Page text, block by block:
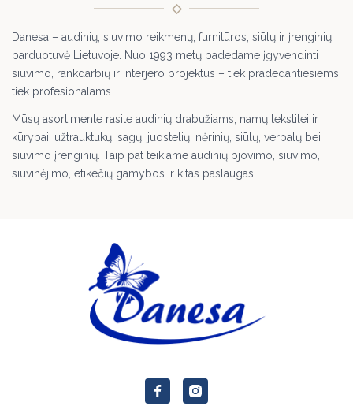
Danesa – audinių, siuvimo reikmenų, furnitūros, siūlų ir įrenginių
parduotuvė Lietuvoje. Nuo 1993 metų padedame įgyvendinti
siuvimo, rankdarbių ir interjero projektus – tiek pradedantiesiems,
tiek profesionalams.
Mūsų asortimente rasite audinių drabužiams, namų tekstilei ir
kūrybai, užtrauktukų, sagų, juostelių, nėrinių, siūlų, verpalų bei
siuvimo įrenginių. Taip pat teikiame audinių pjovimo, siuvimo,
siuvinėjimo, etikečių gamybos ir kitas paslaugas.